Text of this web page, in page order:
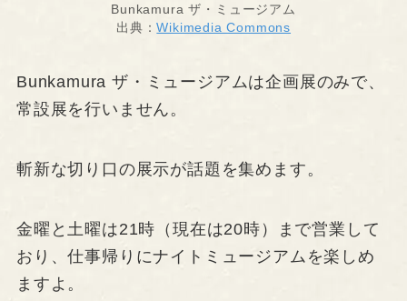
Bunkamura ザ・ミュージアム
出典：Wikimedia Commons
Bunkamura ザ・ミュージアムは企画展のみで、
常設展を行いません。
斬新な切り口の展示が話題を集めます。
金曜と土曜は21時（現在は20時）まで営業して
おり、仕事帰りにナイトミュージアムを楽しめ
ますよ。